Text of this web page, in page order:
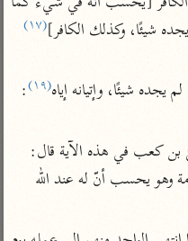
الدر المنثور
تفسير ابن أبي حاتم
تفسير مقاتل
تفسير قتادة
شيئًا، وكذلك الكافر](١٧)
شيئًا، وإتيانه إياه(١٩)